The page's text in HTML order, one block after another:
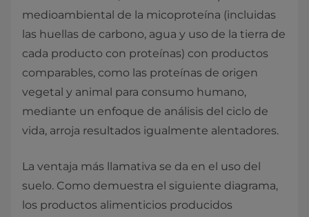
medioambiental de la micoproteína (incluidas
las huellas de carbono, agua y uso de la tierra de
cada producto con proteínas) con productos
comparables, como las proteínas de origen
vegetal y animal para consumo humano,
mediante un enfoque de análisis del ciclo de
vida, arroja resultados igualmente alentadores.
La ventaja más llamativa se da en el uso del
suelo. Como demuestra el siguiente diagrama,
los productos alimenticios producidos